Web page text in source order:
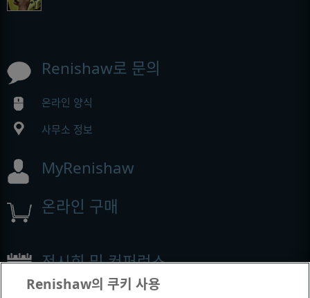
Renishaw로 문의
온라인 양식
사무소 정보
MyRenishaw
온라인 구매
전시회 및 컨퍼런스
Renishaw의 쿠키 사용